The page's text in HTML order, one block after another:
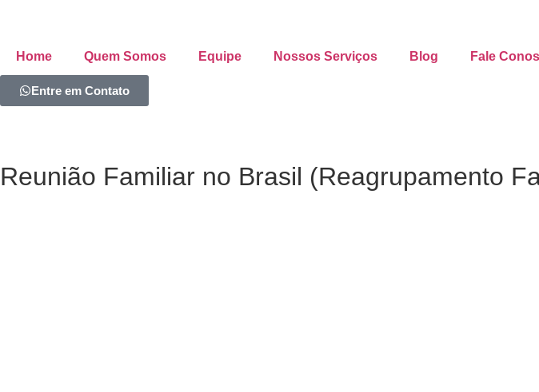
Home Quem Somos Equipe Nossos Serviços Blog Fale
Entre em Contato
Reunião Familiar no Brasil (Reagrupamento